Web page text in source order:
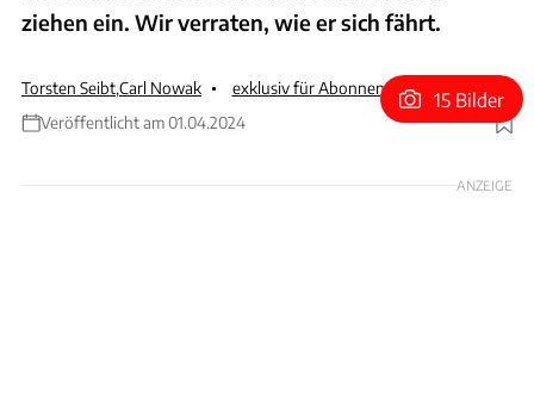
ziehen ein. Wir verraten, wie er sich fährt.
Torsten Seibt,Carl Nowak
exklusiv für Abonnenten
Veröffentlicht am 01.04.2024
Foto: Jeep
15 Bilder
ANZEIGE